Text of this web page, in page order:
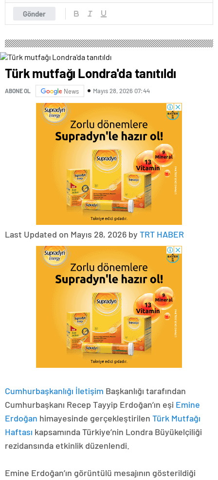
Gönder
Türk mutfağı Londra'da tanıtıldı
ABONE OL News Mayıs 28, 2026 07:44
Last Updated on Mayıs 28, 2026 by TRT HABER
Cumhurbaşkanlığı İletişim Başkanlığı tarafından
Cumhurbaşkanı Recep Tayyip Erdoğan’ın eşi Emine
Erdoğan himayesinde gerçekleştirilen Türk Mutfağı
Haftası kapsamında Türkiye’nin Londra Büyükelçiliği
rezidansında etkinlik düzenlendi.
Emine Erdoğan’ın görüntülü mesajının gösterildiği